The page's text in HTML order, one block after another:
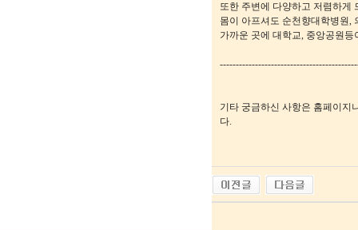
또한 주변에 다양하고 저렴하게
몸이 아프셔도 순천향대학병원,
가까운 곳에 대학교, 중앙공원
기타 궁금하신 사항은 홈페이지
다.